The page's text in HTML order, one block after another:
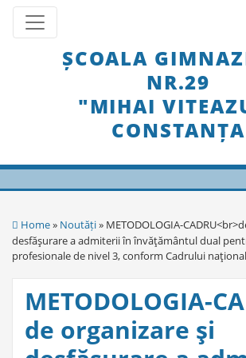
SkipToggle navigation
ȘCOALA
NR.29
"MIHAI
CONSTANȚA
Home» Noutăți» METODOLOGIA-
desfăşurare a admiterii în învăţământul dual
profesionale de nivel 3, conform Cadrului
METODOLOGIA-
de organizare şi